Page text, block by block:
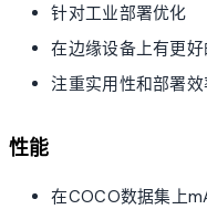
针对工业部署优化
在边缘设备上有更
注重实用性和部署
性能
在COCO数据集上